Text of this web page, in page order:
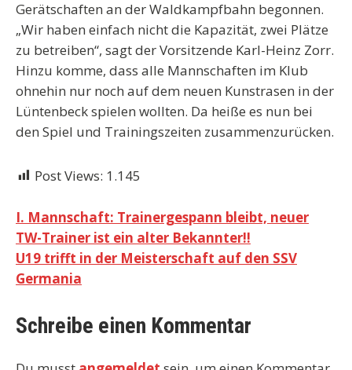
Gerätschaften an der Waldkampfbahn begonnen.
„Wir haben einfach nicht die Kapazität, zwei Plätze
zu betreiben“, sagt der Vorsitzende Karl-Heinz Zorr.
Hinzu komme, dass alle Mannschaften im Klub
ohnehin nur noch auf dem neuen Kunstrasen in der
Lüntenbeck spielen wollten. Da heiße es nun bei
den Spiel und Trainingszeiten zusammenzurücken.
Post Views: 1.145
Beitragsnavigation
I. Mannschaft: Trainergespann bleibt, neuer
TW-Trainer ist ein alter Bekannter!!
U19 trifft in der Meisterschaft auf den SSV
Germania
Schreibe einen Kommentar